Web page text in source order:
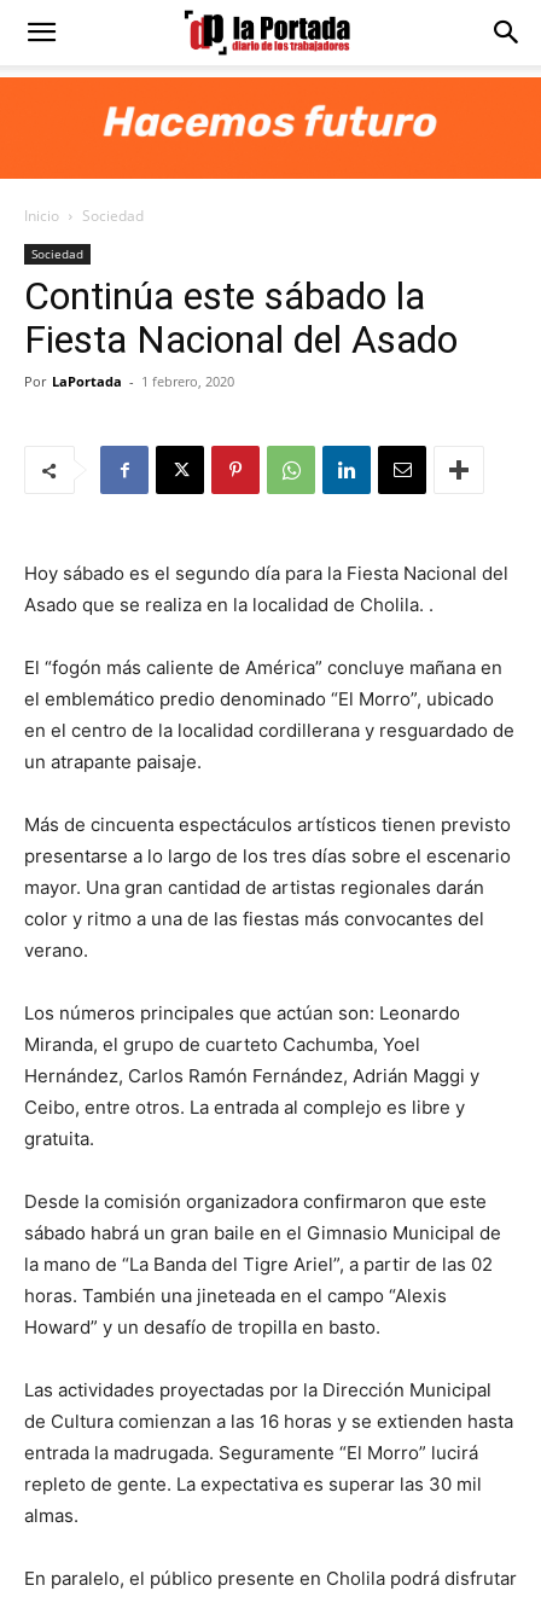
Diario
Portada
Inicio Sociedad
Sociedad
Continúa este sábado la
Fiesta Nacional del Asado
Por LaPortada - 1 febrero, 2020
Hoy sábado es el segundo día para la Fiesta Nacional del
Asado que se realiza en la localidad de Cholila. .
El “fogón más caliente de América” concluye mañana en
el emblemático predio denominado “El Morro”, ubicado
en el centro de la localidad cordillerana y resguardado de
un atrapante paisaje.
Más de cincuenta espectáculos artísticos tienen previsto
presentarse a lo largo de los tres días sobre el escenario
mayor. Una gran cantidad de artistas regionales darán
color y ritmo a una de las fiestas más convocantes del
verano.
Los números principales que actúan son: Leonardo
Miranda, el grupo de cuarteto Cachumba, Yoel
Hernández, Carlos Ramón Fernández, Adrián Maggi y
Ceibo, entre otros. La entrada al complejo es libre y
gratuita.
Desde la comisión organizadora confirmaron que este
sábado habrá un gran baile en el Gimnasio Municipal de
la mano de “La Banda del Tigre Ariel”, a partir de las 02
horas. También una jineteada en el campo “Alexis
Howard” y un desafío de tropilla en basto.
Las actividades proyectadas por la Dirección Municipal
de Cultura comienzan a las 16 horas y se extienden hasta
entrada la madrugada. Seguramente “El Morro” lucirá
repleto de gente. La expectativa es superar las 30 mil
almas.
En paralelo, el público presente en Cholila podrá disfrutar